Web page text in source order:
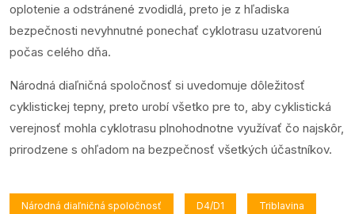
oplotenie a odstránené zvodidlá, preto je z hľadiska
bezpečnosti nevyhnutné ponechať cyklotrasu uzatvorenú
počas celého dňa.
Národná diaľničná spoločnosť si uvedomuje dôležitosť
cyklistickej tepny, preto urobí všetko pre to, aby cyklistická
verejnosť mohla cyklotrasu plnohodnotne využívať čo najskôr,
prirodzene s ohľadom na bezpečnosť všetkých účastníkov.
Národná diaľničná spoločnosť D4/D1 Triblavina